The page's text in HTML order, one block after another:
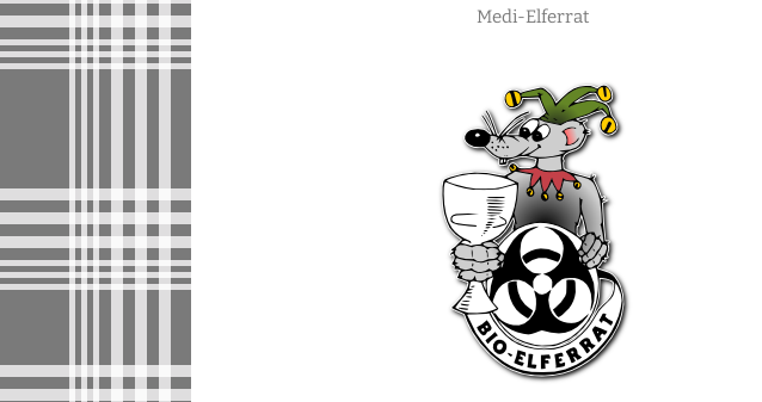
Medi-Elferrat